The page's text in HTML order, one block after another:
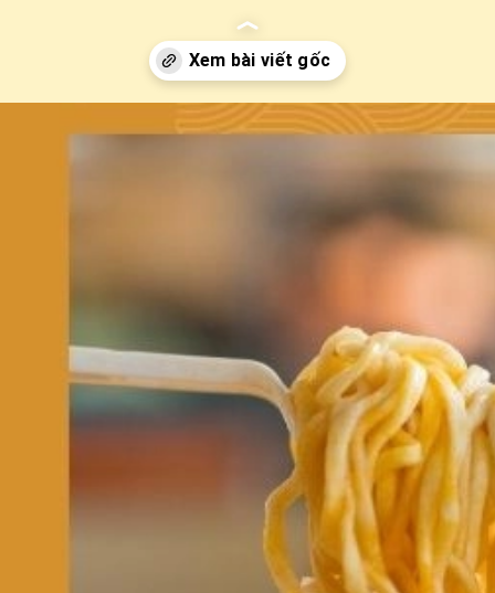
Đang mởhttps://erci.edu.vn/tac-hai-mi-tom